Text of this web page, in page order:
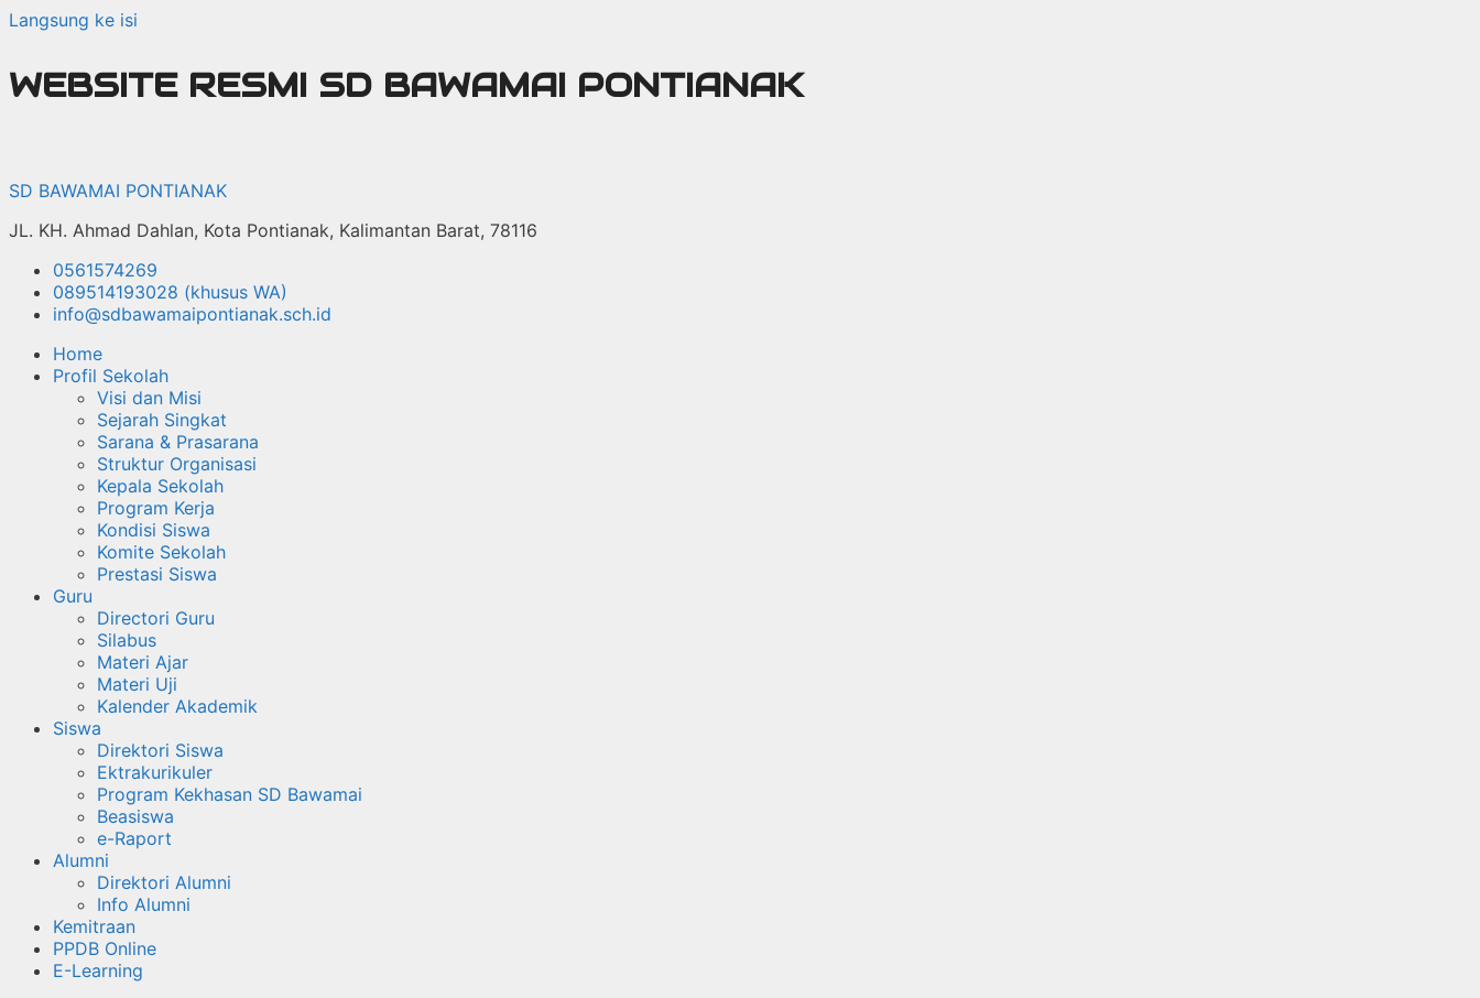
Langsung ke isi
WEBSITE RESMI SD BAWAMAI PONTIANAK
SD BAWAMAI PONTIANAK
JL. KH. Ahmad Dahlan, Kota Pontianak, Kalimantan Barat, 78116
0561574269
089514193028 (khusus WA)
info@sdbawamaipontianak.sch.id
Home
Profil Sekolah
Visi dan Misi
Sejarah Singkat
Sarana & Prasarana
Struktur Organisasi
Kepala Sekolah
Program Kerja
Kondisi Siswa
Komite Sekolah
Prestasi Siswa
Guru
Directori Guru
Silabus
Materi Ajar
Materi Uji
Kalender Akademik
Siswa
Direktori Siswa
Ektrakurikuler
Program Kekhasan SD Bawamai
Beasiswa
e-Raport
Alumni
Direktori Alumni
Info Alumni
Kemitraan
PPDB Online
E-Learning